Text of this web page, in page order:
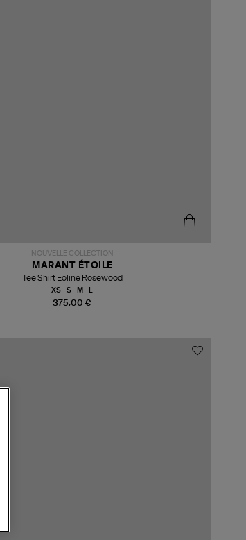
NOUVELLE COLLECTION
375,00 €
MARANT ÉTOILE
Tee Shirt Eoline Rosewood
XS S M